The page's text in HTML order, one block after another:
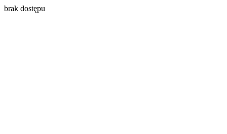
brak dostępu